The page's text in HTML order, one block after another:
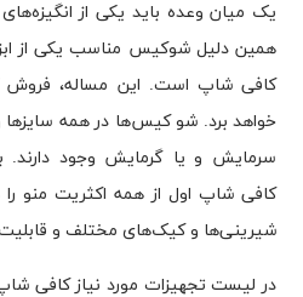
یک میان وعده باید یکی از
همین دلیل شوکیس مناسب یکی از
کافی شاپ است. این مساله، فروش
خواهد برد. شو کیس‌ها در همه
سرمایش و یا گرمایش وجود
کافی شاپ اول از همه اکثریت منو را
شیرینی‌ها و کیک‌های مختلف و
در لیست تجهیزات مورد نیاز کافی